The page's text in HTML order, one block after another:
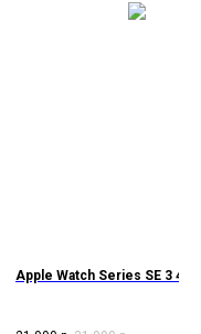
Apple Watch Series SE 3